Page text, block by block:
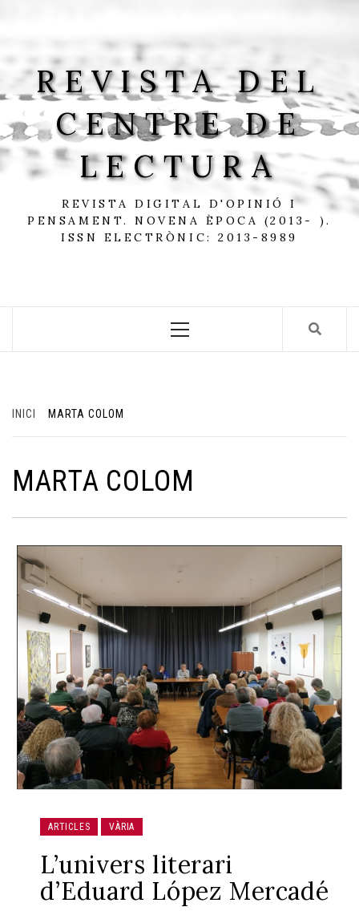
REVISTA DEL
CENTRE DE
LECTURA
REVISTA DIGITAL D'OPINIÓ I
PENSAMENT. NOVENA ÈPOCA (2013- ).
ISSN ELECTRÒNIC: 2013-8989
Menu
INICI MARTA COLOM
MARTA COLOM
ARTICLES VÀRIA
L’univers literari
d’Eduard López Mercadé